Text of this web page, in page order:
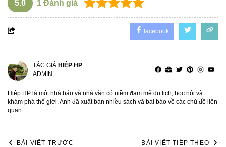
5.0 1 Đánh giá
facebook
TÁC GIẢ HIỆP HP
ADMIN
Hiệp HP là một nhà báo và nhà văn có niềm đam mê du lịch, học hỏi và
khám phá thế giới. Anh đã xuất bản nhiều sách và bài báo về các chủ đề liên
quan ...
BÀI VIẾT TRƯỚC BÀI VIẾT TIẾP THEO